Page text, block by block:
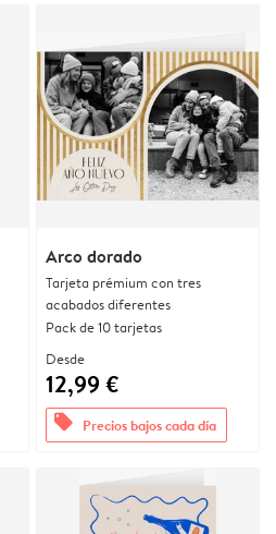
Arco dorado
Tarjeta prémium con tres
acabados diferentes
Pack de 10 tarjetas
Desde
12,99 €
offers Precios bajos cada día